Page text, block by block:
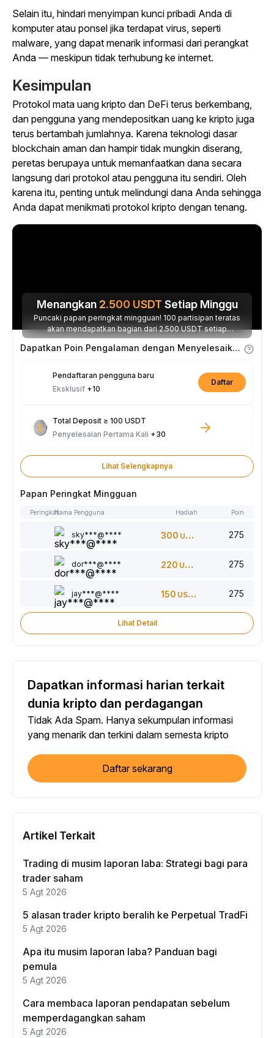
Selain itu, hindari menyimpan kunci pribadi Anda di
komputer atau ponsel jika terdapat virus, seperti
malware, yang dapat menarik informasi dari perangkat
Anda — meskipun tidak terhubung ke internet.
Kesimpulan
Protokol mata uang kripto dan DeFi terus berkembang,
dan pengguna yang mendepositkan uang ke kripto juga
terus bertambah jumlahnya. Karena teknologi dasar
blockchain aman dan hampir tidak mungkin diserang,
peretas berupaya untuk memanfaatkan dana secara
langsung dari protokol atau pengguna itu sendiri. Oleh
karena itu, penting untuk melindungi dana Anda sehingga
Anda dapat menikmati protokol kripto dengan tenang.
Menangkan 2.500 USDT Setiap Minggu
Puncaki papan peringkat mingguan! 100 partisipan teratas
akan mendapatkan bagian dari 2.500 USDT setiap
minggunya.
Dapatkan Poin Pengalaman dengan Menyelesaikan Tugas
Pendaftaran pengguna baru
Eksklusif +10
Daftar
Total Deposit ≥ 100 USDT
Penyelesaian Pertama Kali +30
Lihat Selengkapnya
Papan Peringkat Mingguan
PeringkatNama Pengguna Hadiah Poin
sky***@**** 300 USDT 275
dor***@**** 220 USDT 275
jay***@**** 150 USDT 275
Lihat Detail
Dapatkan informasi harian terkait
dunia kripto dan perdagangan
Tidak Ada Spam. Hanya sekumpulan informasi
yang menarik dan terkini dalam semesta kripto
Daftar sekarang
Artikel Terkait
Trading di musim laporan laba: Strategi bagi para
trader saham
5 Agt 2026
5 alasan trader kripto beralih ke Perpetual TradFi
5 Agt 2026
Apa itu musim laporan laba? Panduan bagi
pemula
5 Agt 2026
Cara membaca laporan pendapatan sebelum
memperdagangkan saham
5 Agt 2026